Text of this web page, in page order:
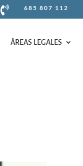
 685 807 112
ÁREAS LEGALES